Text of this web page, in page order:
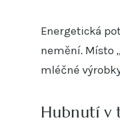
Energetická
nemění. Místo
mléčné
Hubnutí v